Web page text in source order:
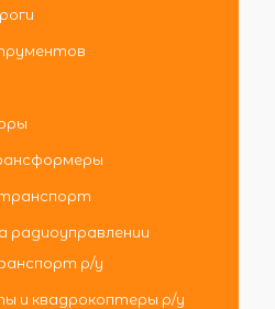
радиоуправлении
р/у
и квадрокоптеры р/у